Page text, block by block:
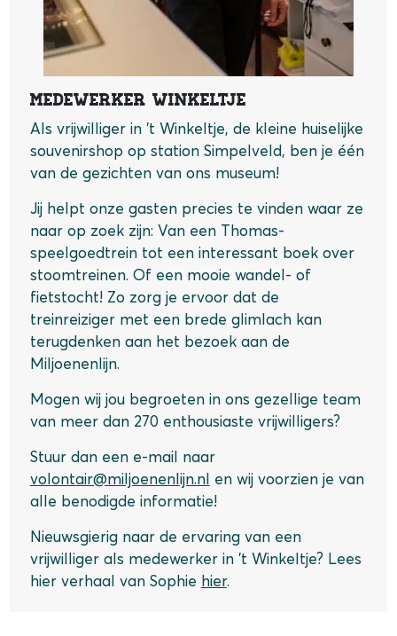
Medewerker Winkeltje
Als vrijwilliger in ’t Winkeltje, de kleine huiselijke
souvenirshop op station Simpelveld, ben je één
van de gezichten van ons museum!
Jij helpt onze gasten precies te vinden waar ze
naar op zoek zijn: Van een Thomas-
speelgoedtrein tot een interessant boek over
stoomtreinen. Of een mooie wandel- of
fietstocht! Zo zorg je ervoor dat de
treinreiziger met een brede glimlach kan
terugdenken aan het bezoek aan de
Miljoenenlijn.
Mogen wij jou begroeten in ons gezellige team
van meer dan 270 enthousiaste vrijwilligers?
Stuur dan een e-mail naar
volontair@miljoenenlijn.nl en wij voorzien je van
alle benodigde informatie!
Nieuwsgierig naar de ervaring van een
vrijwilliger als medewerker in ’t Winkeltje? Lees
hier verhaal van Sophie hier.